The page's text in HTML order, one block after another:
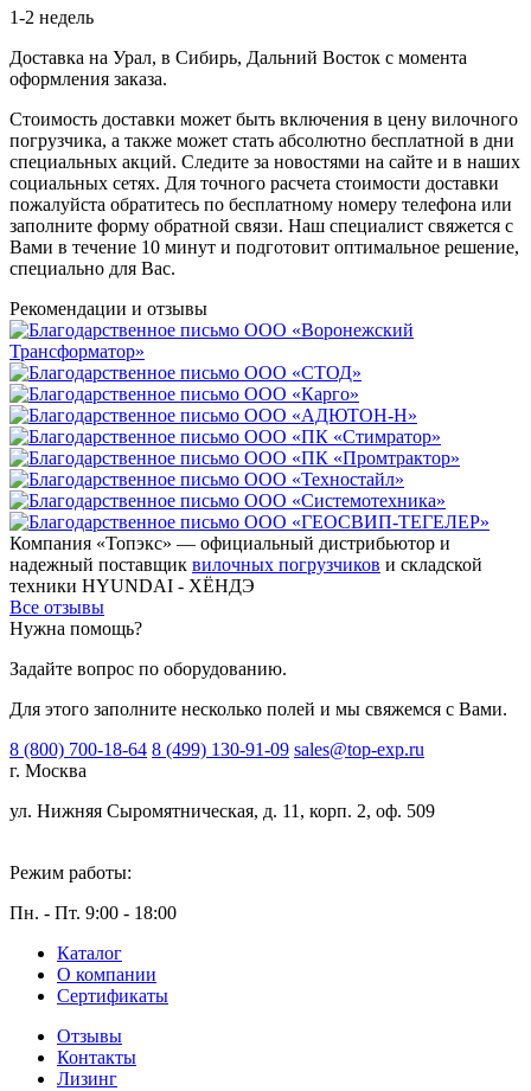
1-2 недель
Доставка на Урал, в Сибирь, Дальний Восток с момента
оформления заказа.
Стоимость доставки может быть включения в цену вилочного
погрузчика, а также может стать абсолютно бесплатной в дни
специальных акций. Следите за новостями на сайте и в наших
социальных сетях. Для точного расчета стоимости доставки
пожалуйста обратитесь по бесплатному номеру телефона или
заполните форму обратной связи. Наш специалист свяжется с
Вами в течение 10 минут и подготовит оптимальное решение,
специально для Вас.
Рекомендации и отзывы
Компания «Топэкс» — официальный дистрибьютор и
надежный поставщик вилочных погрузчиков и складской
техники HYUNDAI - ХЁНДЭ
Все отзывы
Нужна помощь?
Задайте вопрос по оборудованию.
Для этого заполните несколько полей и мы свяжемся с Вами.
8 (800) 700-18-64 8 (499) 130-91-09 sales@top-exp.ru
г. Москва
ул. Нижняя Сыромятническая, д. 11, корп. 2, оф. 509
Режим работы:
Пн. - Пт. 9:00 - 18:00
Каталог
О компании
Сертификаты
Отзывы
Контакты
Лизинг